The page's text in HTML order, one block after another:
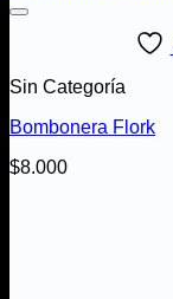
Sin Categoría
Bombonera Flork
$8.000